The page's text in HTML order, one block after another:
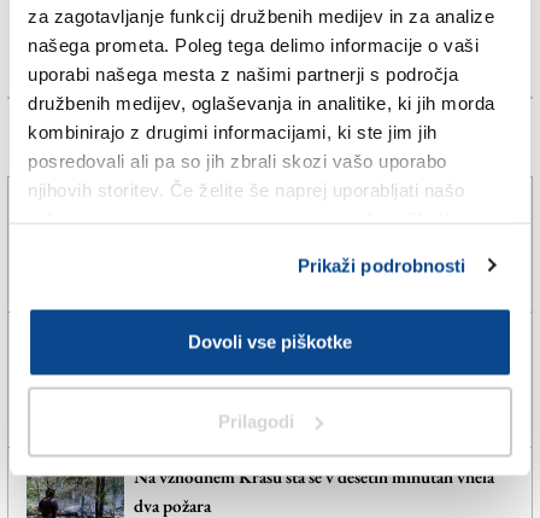
za zagotavljanje funkcij družbenih medijev in za analize
našega prometa. Poleg tega delimo informacije o vaši
uporabi našega mesta z našimi partnerji s področja
družbenih medijev, oglaševanja in analitike, ki jih morda
kombinirajo z drugimi informacijami, ki ste jim jih
posredovali ali pa so jih zbrali skozi vašo uporabo
njihovih storitev. Če želite še naprej uporabljati našo
Prikaži podrobnosti
Dovoli vse piškotke
Prilagodi
Več novic
»Te dni velja oranžno opozorilo, zato prekinitev
6. avg. 2026 | 20:31
Policisti izsledili deklico, ki se je oddaljila od staršev
6. avg. 2026 | 18:36
Na vzhodnem Krasu sta se v desetih minutah vnela
dva požara